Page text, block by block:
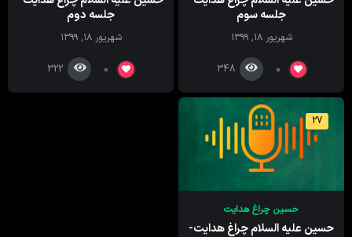
جلسه سوم
شهریور ۱۸, ۱۳۹۹
0
348
جلسه دوم
شهریور ۱۸, ۱۳۹۹
0
322
27
حسین چراغ هدایت
حسین علیه السلام چراغ هدایت-